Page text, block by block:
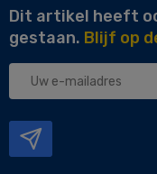
Dit artikel heeft
gestaan. Blijf op
Uw